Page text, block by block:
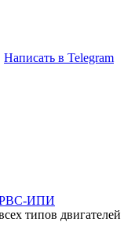
Написать в Telegram
РВС-ИПИ
типов двигателей